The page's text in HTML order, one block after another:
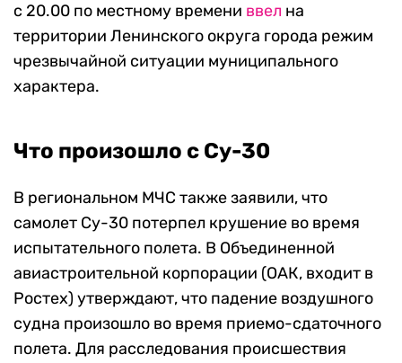
с 20.00 по местному времени ввел на
территории Ленинского округа города режим
чрезвычайной ситуации муниципального
характера.
Что произошло с Су-30
В региональном МЧС также заявили, что
самолет Су-30 потерпел крушение во время
испытательного полета. В Объединенной
авиастроительной корпорации (ОАК, входит в
Ростех) утверждают, что падение воздушного
судна произошло во время приемо-сдаточного
полета. Для расследования происшествия